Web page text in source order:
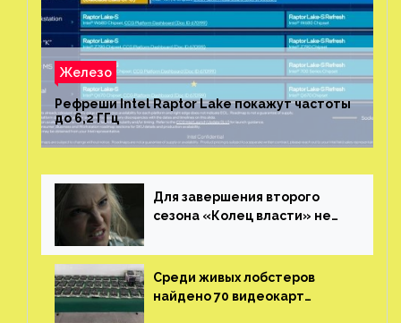
Железо
Рефреши Intel Raptor Lake покажут частоты
до 6,2 ГГц
Для завершения второго
сезона «Колец власти» не
Среди живых лобстеров
найдено 70 видеокарт